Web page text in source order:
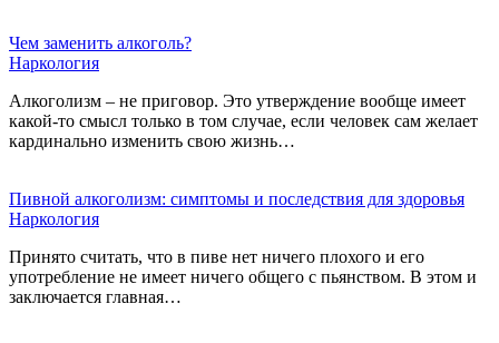
Чем заменить алкоголь?
Наркология
Алкоголизм – не приговор. Это утверждение вообще имеет
какой-то смысл только в том случае, если человек сам желает
кардинально изменить свою жизнь…
Пивной алкоголизм: симптомы и последствия для здоровья
Наркология
Принято считать, что в пиве нет ничего плохого и его
употребление не имеет ничего общего с пьянством. В этом и
заключается главная…